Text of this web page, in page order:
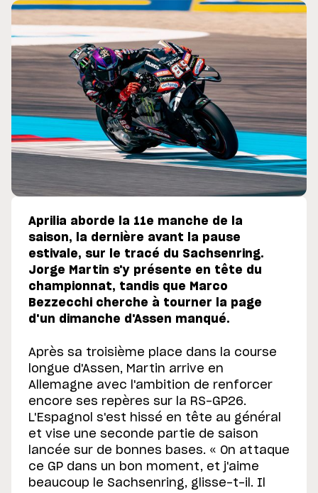
Aprilia aborde la 11e manche de la
saison, la dernière avant la pause
estivale, sur le tracé du Sachsenring.
Jorge Martin s'y présente en tête du
championnat, tandis que Marco
Bezzecchi cherche à tourner la page
d'un dimanche d'Assen manqué.
Après sa troisième place dans la course
longue d'Assen, Martin arrive en
Allemagne avec l'ambition de renforcer
encore ses repères sur la RS-GP26.
L'Espagnol s'est hissé en tête au général
et vise une seconde partie de saison
lancée sur de bonnes bases. « On attaque
ce GP dans un bon moment, et j'aime
beaucoup le Sachsenring, glisse-t-il. Il